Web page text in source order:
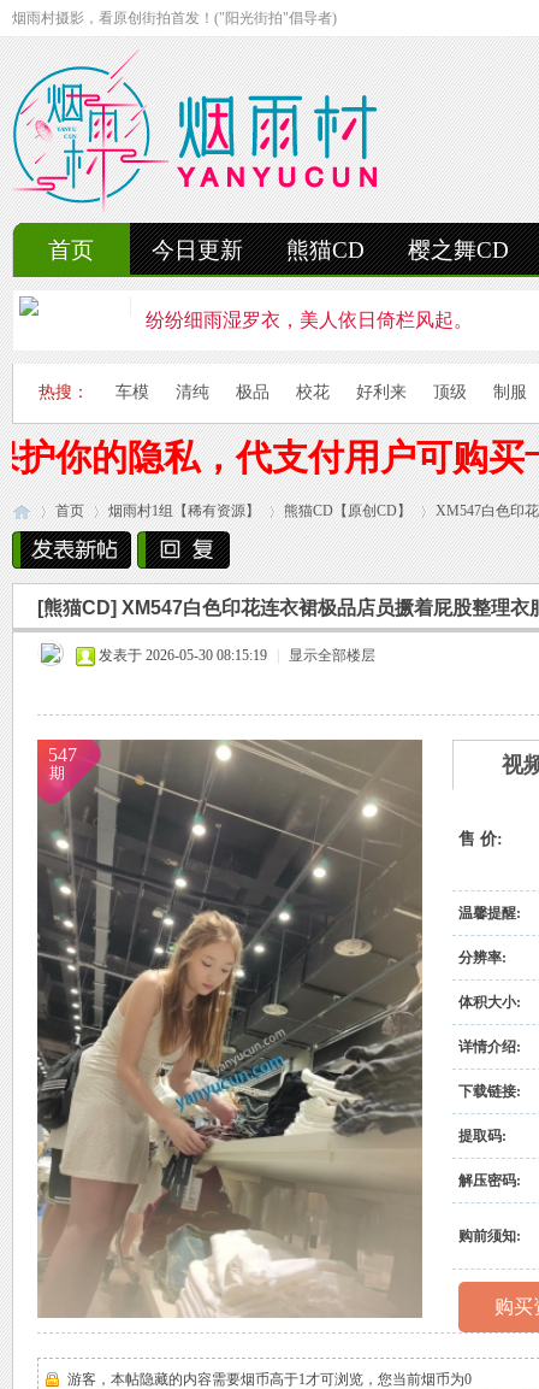
烟雨村摄影，看原创街拍首发！("阳光街拍"倡导者)
首页 今日更新 熊猫CD 樱之舞CD
纷纷细雨湿罗衣，美人依日倚栏风起。
轻抚细雨洒红楼，美人徐步舞花楸。
妍姿如水舞雨涵，美人翩然走湖畔。
风雨中的美人啊，纤腰若素玉，乱发似云烟。
雨中邂逅美人笑，花颜如露醉心间。
霏霏细雨湿樱唇，美人微笑照晚云。
柳袖轻舞如飞燕，雨中美人恋长衫。
美人在雨中舞翩翩，如花洒泪映窗前。
热搜： 车模 清纯 极品 校花 好利来 顶级 制服
护你的隐私，代支付用户可购买
首页
›
烟雨村1组【稀有资源】
›
熊猫CD【原创CD】
›
XM547白色印
[熊猫CD] XM547白色印花连衣裙极品店员撅着屁股整理衣
发表于 2026-05-30 08:15:19 显示全部楼层
547
期 视
售 价:
温馨提醒:
分辨率:
体积大小:
详情介绍:
下载链接:
提取码:
解压密码:
购前须知:
购买
游客，本帖隐藏的内容需要烟币高于1才可浏览，您当前烟币为0